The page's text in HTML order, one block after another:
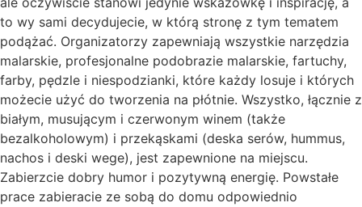
to wy sami decydujecie, w którą stronę z tym tematem
podążać. Organizatorzy zapewniają wszystkie narzędzia
malarskie, profesjonalne podobrazie malarskie, fartuchy,
farby, pędzle i niespodzianki, które każdy losuje i których
możecie użyć do tworzenia na płótnie. Wszystko, łącznie z
białym, musującym i czerwonym winem (także
bezalkoholowym) i przekąskami (deska serów, hummus,
nachos i deski wege), jest zapewnione na miejscu.
Zabierzcie dobry humor i pozytywną energię. Powstałe
prace zabieracie ze sobą do domu odpowiednio